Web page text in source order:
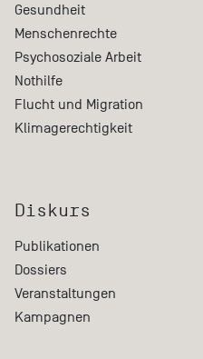
Gesundheit
Menschenrechte
Psychosoziale Arbeit
Nothilfe
Flucht und Migration
Klimagerechtigkeit
Diskurs
Publikationen
Dossiers
Veranstaltungen
Kampagnen